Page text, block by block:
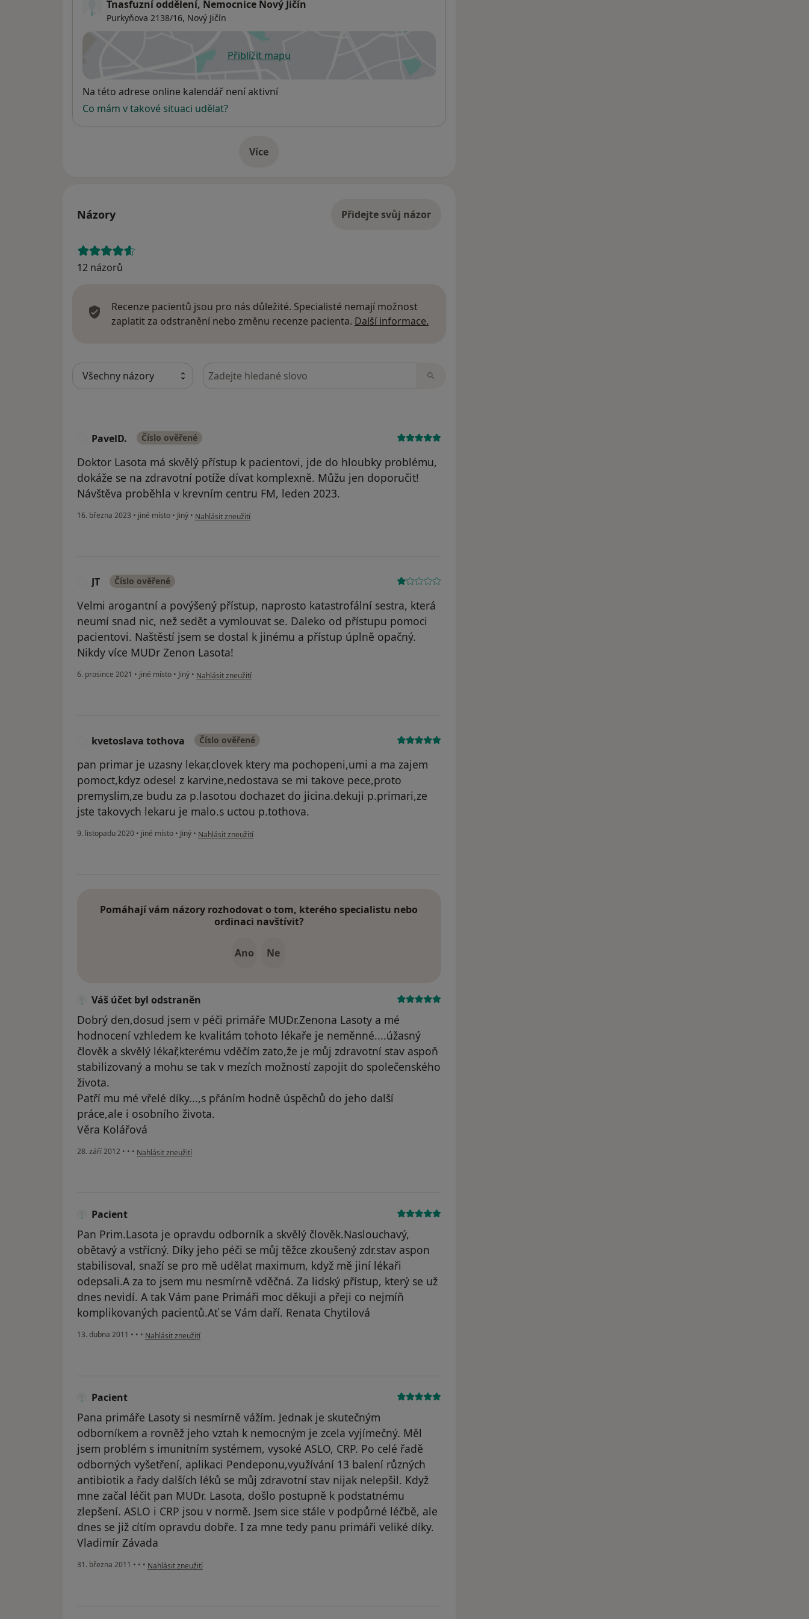
Tnasfuzní oddělení, Nemocnice Nový Jičín
Purkyňova 2138/16, Nový Jičín
Přiblížit mapuse otevře v nové záložce
Dostupnost
Na této adrese online kalendář není aktivní
Co mám v takové situaci udělat?
Víceo adrese
Názory Přidejte svůj názor
12 názorů
Recenze pacientů jsou pro nás důležité. Specialisté nemají možnost
zaplatit za odstranění nebo změnu recenze pacienta. Další informace.
Hledejte v názorech
PavelD. Číslo ověřené
Doktor Lasota má skvělý přístup k pacientovi, jde do hloubky problému,
dokáže se na zdravotní potíže dívat komplexně. Můžu jen doporučit!
Návštěva proběhla v krevním centru FM, leden 2023.
16. března 2023 • jiné místo • Jiný • podle názoru uživatele PavelD.
Nahlásit zneužití
JT Číslo ověřené
Velmi arogantní a povýšený přístup, naprosto katastrofální sestra, která
neumí snad nic, než sedět a vymlouvat se. Daleko od přístupu pomoci
pacientovi. Naštěstí jsem se dostal k jinému a přístup úplně opačný.
Nikdy více MUDr Zenon Lasota!
6. prosince 2021 • jiné místo • Jiný • podle názoru uživatele JT
Nahlásit zneužití
kvetoslava tothova Číslo ověřené
pan primar je uzasny lekar,clovek ktery ma pochopeni,umi a ma zajem
pomoct,kdyz odesel z karvine,nedostava se mi takove pece,proto
premyslim,ze budu za p.lasotou dochazet do jicina.dekuji p.primari,ze
jste takovych lekaru je malo.s uctou p.tothova.
9. listopadu 2020 • jiné místo • Jiný • podle názoru uživatele kvetoslava tothova
Nahlásit zneužití
Pomáhají vám názory rozhodovat o tom, kterého specialistu nebo
ordinaci navštívit?
Ano Ne
Váš účet byl odstraněn
Dobrý den,dosud jsem v péči primáře MUDr.Zenona Lasoty a mé
hodnocení vzhledem ke kvalitám tohoto lékaře je neměnné....úžasný
člověk a skvělý lékař,kterému vděčím zato,že je můj zdravotní stav aspoň
stabilizovaný a mohu se tak v mezích možností zapojit do společenského
života.
Patří mu mé vřelé díky...,s přáním hodně úspěchů do jeho další
práce,ale i osobního života.
Věra Kolářová
28. září 2012 • • • podle názoru uživatele Váš účet byl odstraněn
Nahlásit zneužití
Pacient
Pan Prim.Lasota je opravdu odborník a skvělý člověk.Naslouchavý,
obětavý a vstřícný. Díky jeho péči se můj těžce zkoušený zdr.stav aspon
stabilisoval, snaží se pro mě udělat maximum, když mě jiní lékaři
odepsali.A za to jsem mu nesmírně vděčná. Za lidský přístup, který se už
dnes nevidí. A tak Vám pane Primáři moc děkuji a přeji co nejmíň
komplikovaných pacientů.Ať se Vám daří. Renata Chytilová
13. dubna 2011 • • • podle názoru uživatele Pacient
Nahlásit zneužití
Pacient
Pana primáře Lasoty si nesmírně vážím. Jednak je skutečným
odborníkem a rovněž jeho vztah k nemocným je zcela vyjímečný. Měl
jsem problém s imunitním systémem, vysoké ASLO, CRP. Po celé řadě
odborných vyšetření, aplikaci Pendeponu,využívání 13 balení různých
antibiotik a řady dalších léků se můj zdravotní stav nijak nelepšil. Když
mne začal léčit pan MUDr. Lasota, došlo postupně k podstatnému
zlepšení. ASLO i CRP jsou v normě. Jsem sice stále v podpůrné léčbě, ale
dnes se již cítím opravdu dobře. I za mne tedy panu primáři veliké díky.
Vladimír Závada
31. března 2011 • • • podle názoru uživatele Pacient
Nahlásit zneužití